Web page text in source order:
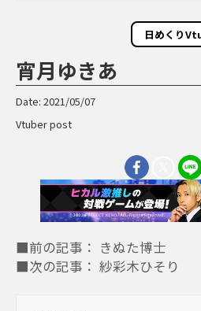
日めくり
宵月ゆきあ
Date: 2021/05/07
Vtuber post
■前の記事： きぬた博士
■次の記事： 紗彩木ひそり